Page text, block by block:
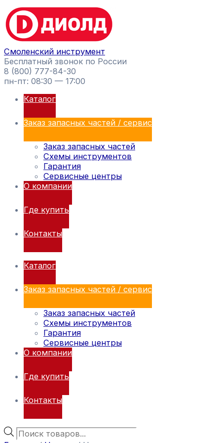
Перейти
к
содержимому
Смоленский инструмент
Бесплатный звонок по России
8 (800) 777-84-30
пн-пт: 08:30 — 17:00
Каталог
Заказ запасных частей / сервис
Заказ запасных частей
Схемы инструментов
Гарантия
Сервисные центры
О компании
Где купить
Контакты
Каталог
Заказ запасных частей / сервис
Заказ запасных частей
Схемы инструментов
Гарантия
Сервисные центры
О компании
Где купить
Контакты
Поиск
товаров